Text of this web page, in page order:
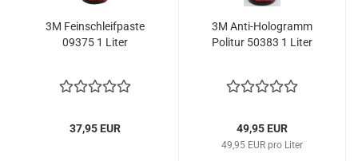
3M Feinschleifpaste
09375 1 Liter
37,95 EUR
3M Anti-Hologramm
Politur 50383 1 Liter
49,95 EUR
49,95 EUR pro Liter